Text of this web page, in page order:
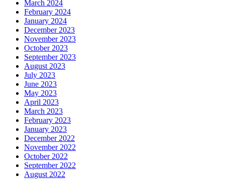
March 2024
February 2024
January 2024
December 2023
November 2023
October 2023
September 2023
August 2023
July 2023
June 2023
May 2023
April 2023
March 2023
February 2023
January 2023
December 2022
November 2022
October 2022
September 2022
August 2022